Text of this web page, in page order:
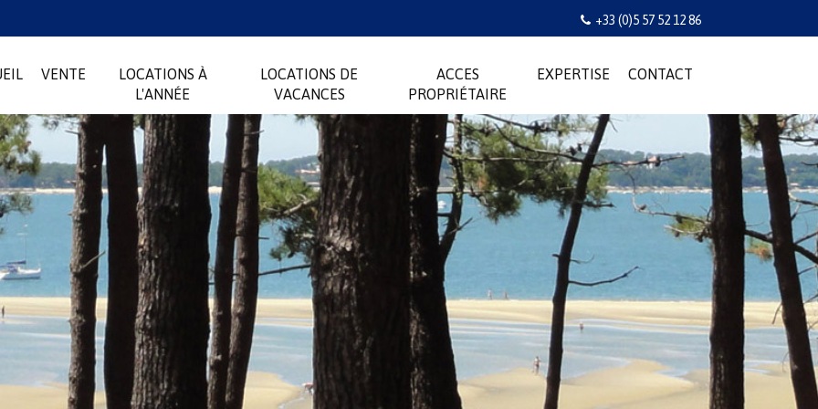
+33 (0)5 57 52 12 86
VENTE
LOCATIONS À
L'ANNÉE
LOCATIONS DE
VACANCES
ACCES
PROPRIÉTAIRE
EXPERTISE CONTACT